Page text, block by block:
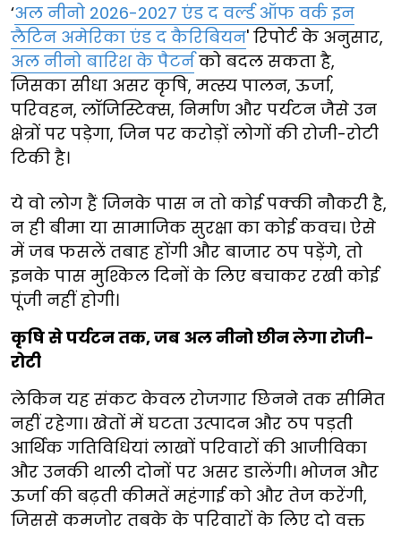
‘अल नीनो 2026-2027 एंड द वर्ल्ड ऑफ वर्क इन
लैटिन अमेरिका एंड द कैरिबियन' रिपोर्ट के अनुसार,
अल नीनो बारिश के पैटर्नको बदल सकता है,
जिसका सीधा असर कृषि, मत्स्य पालन, ऊर्जा,
परिवहन, लॉजिस्टिक्स, निर्माण और पर्यटन जैसे उन
क्षेत्रों पर पड़ेगा, जिन पर करोड़ों लोगों की रोजी-रोटी
टिकी है।
ये वो लोग हैं जिनके पास न तो कोई पक्की नौकरी है,
न ही बीमा या सामाजिक सुरक्षा का कोई कवच। ऐसे
में जब फसलें तबाह होंगी और बाजार ठप पड़ेंगे, तो
इनके पास मुश्किल दिनों के लिए बचाकर रखी कोई
पूंजी नहीं होगी।
कृषि से पर्यटन तक, जब अल नीनो छीन लेगा रोजी-
रोटी
लेकिन यह संकट केवल रोजगार छिनने तक सीमित
नहीं रहेगा। खेतों में घटता उत्पादन और ठप पड़ती
आर्थिक गतिविधियां लाखों परिवारों की आजीविका
और उनकी थाली दोनों पर असर डालेंगी। भोजन और
ऊर्जा की बढ़ती कीमतें महंगाई को और तेज करेंगी,
जिससे कमजोर तबके के परिवारों के लिए दो वक्त